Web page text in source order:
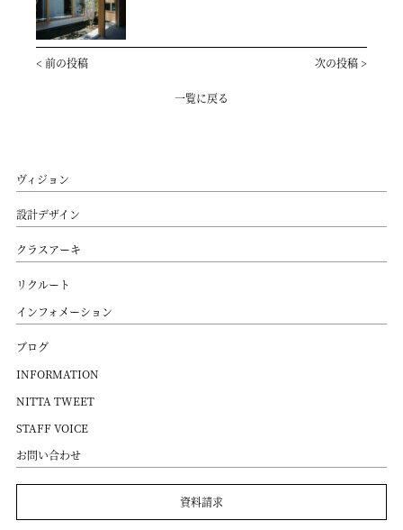
< 前の投稿 次の投稿 >
一覧に戻る
ヴィジョン
設計デザイン
クラスアーキ
リクルート
インフォメーション
ブログ
INFORMATION
NITTA TWEET
STAFF VOICE
お問い合わせ
資料請求